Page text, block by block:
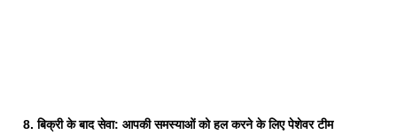
8. बिक्री के बाद सेवा: आपकी समस्याओं को हल करने के लिए पेशेवर टीम